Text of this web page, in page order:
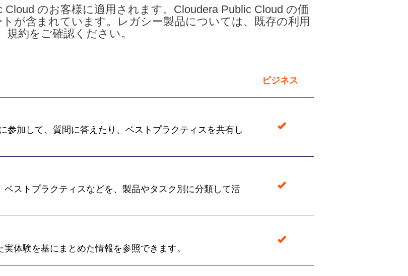
のお客様に適用されます。Cloudera Public Cloud の価
が含まれています。レガシー製品については、既存の利用
規約をご確認ください。
ビジネス
参加して、質問に答えたり、ベストプラクティスを共有し
ストプラクティスなどを、製品やタスク別に分類して活
体験を基にまとめた情報を参照できます。